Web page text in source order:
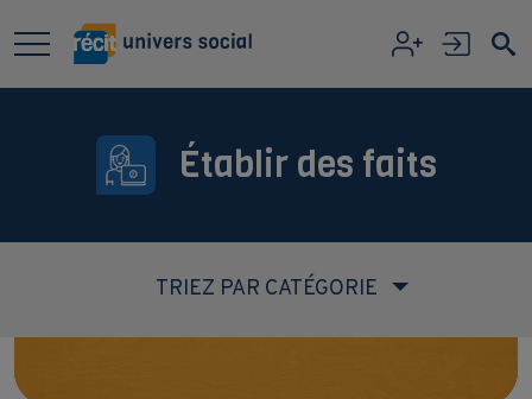
Établir des faits
TRIEZ PAR CATÉGORIE